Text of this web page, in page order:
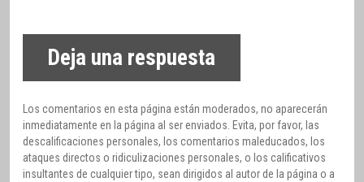
Deja una respuesta
Los comentarios en esta página están moderados, no aparecerán
inmediatamente en la página al ser enviados. Evita, por favor, las
descalificaciones personales, los comentarios maleducados, los
ataques directos o ridiculizaciones personales, o los calificativos
insultantes de cualquier tipo, sean dirigidos al autor de la página o a